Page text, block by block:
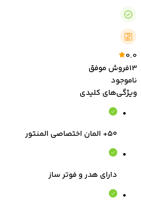
0.0
13فروش موفق
ناموجود
ویژگی‌های کلیدی
۵۰+ المان اختصاصی المنتور
دارای هدر و فوتر ساز